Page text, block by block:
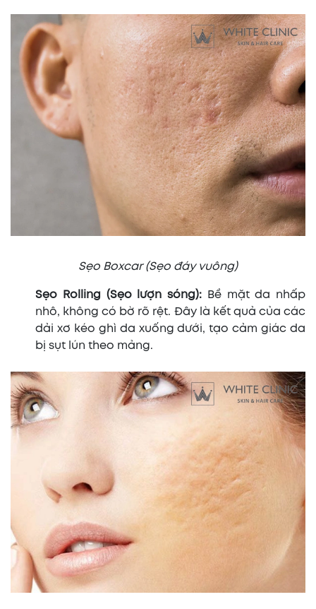
Sẹo Boxcar (Sẹo đáy vuông)
Sẹo Rolling (Sẹo lượn sóng):
Bề mặt da nhấp
nhô, không có bờ rõ rệt. Đây là kết quả của các
dải xơ kéo ghì da xuống dưới, tạo cảm giác da
bị sụt lún theo mảng.